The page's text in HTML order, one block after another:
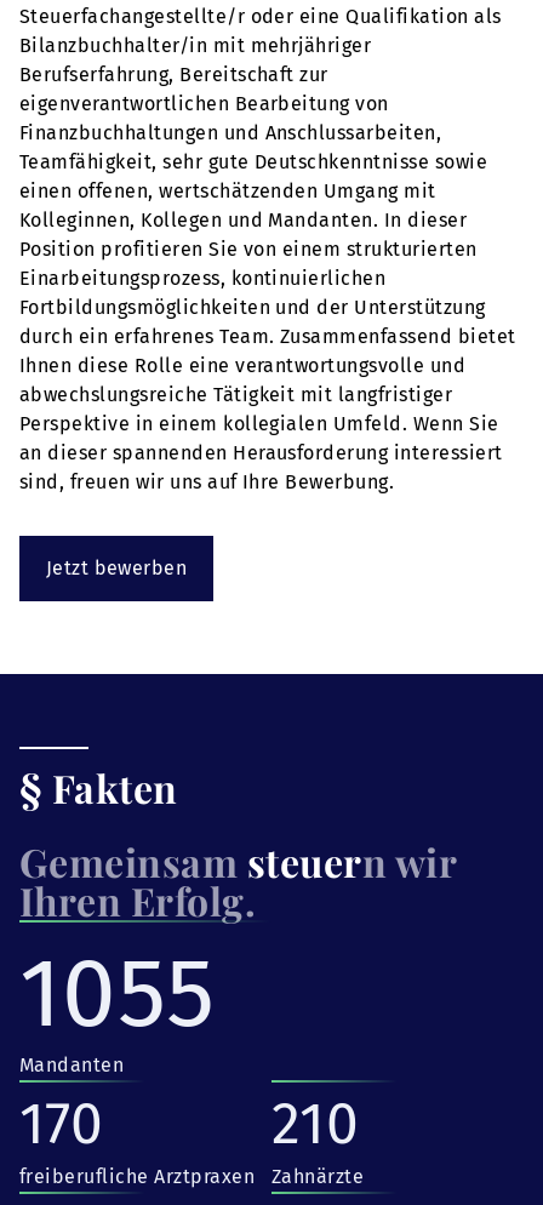
Steuerfachangestellte/r oder eine Qualifikation als
Bilanzbuchhalter/in mit mehrjähriger
Berufserfahrung, Bereitschaft zur
eigenverantwortlichen Bearbeitung von
Finanzbuchhaltungen und Anschlussarbeiten,
Teamfähigkeit, sehr gute Deutschkenntnisse sowie
einen offenen, wertschätzenden Umgang mit
Kolleginnen, Kollegen und Mandanten. In dieser
Position profitieren Sie von einem strukturierten
Einarbeitungsprozess, kontinuierlichen
Fortbildungsmöglichkeiten und der Unterstützung
durch ein erfahrenes Team. Zusammenfassend bietet
Ihnen diese Rolle eine verantwortungsvolle und
abwechslungsreiche Tätigkeit mit langfristiger
Perspektive in einem kollegialen Umfeld. Wenn Sie
an dieser spannenden Herausforderung interessiert
sind, freuen wir uns auf Ihre Bewerbung.
Jetzt bewerben
§ Fakten
Gemeinsam steuern wir
Ihren Erfolg.
1055
Mandanten
170
freiberufliche Arztpraxen
210
Zahnärzte